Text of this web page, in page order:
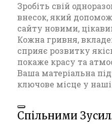
Зробіть свій
внесок, який
сайту новими,
Кожна гривня,
сприяє розвитку
покаже красу та
Ваша матеріальна
ключове місце у
Спільними